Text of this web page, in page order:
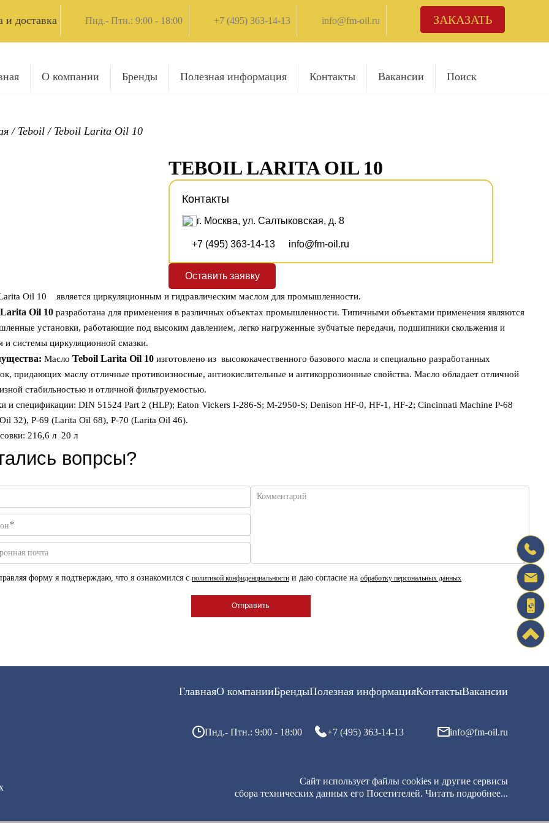
и доставка Пнд.- Птн.: 9:00 - 18:00 +7 (495) 363-14-13 info@fm-oil.ru ЗАКАЗАТЬ
О компании Бренды Полезная информация Контакты Вакансии Поиск
/ Teboil / Teboil Larita Oil 10
TEBOIL LARITA OIL 10
Контакты
г. Москва, ул. Салтыковская, д. 8
+7 (495) 363-14-13 info@fm-oil.ru
Оставить заявку
Oil 10 является циркуляционным и гидравлическим маслом для промышленности.
Larita Oil 10 разработана для применения в различных объектах промышленности. Типичными объектами применения являются
установки, работающие под высоким давлением, легко нагруженные зубчатые передачи, подшипники скольжения и
и системы циркуляционной смазки.
Масло Teboil Larita Oil 10 изготовлено из высококачественного базового масла и специально разработанных
придающих маслу отличные противоизносные, антиокислительные и антикоррозионные свойства. Масло обладает отличной
стабильностью и отличной фильтруемостью.
и спецификации: DIN 51524 Part 2 (HLP); Eaton Vickers I-286-S; M-2950-S; Denison HF-0, HF-1, HF-2; Cincinnati Machine P-68
32), P-69 (Larita Oil 68), P-70 (Larita Oil 46).
216,6 л 20 л
вопрсы?
*
почта
Комментарий
форму я подтверждаю, что я ознакомился с политикой конфиденциальности и даю согласие на обработку персональных данных
ГлавнаяО компанииБрендыПолезная информацияКонтактыВакансии
Пнд.- Птн.: 9:00 - 18:00 +7 (495) 363-14-13 info@fm-oil.ru
Сайт использует файлы cookies и другие сервисы
сбора технических данных его Посетителей. Читать подробнее...